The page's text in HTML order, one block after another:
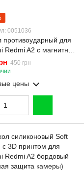
0051036
противоударный для
Redmi A2 с магнитной
со шторкой на
красный
450 грн
цены